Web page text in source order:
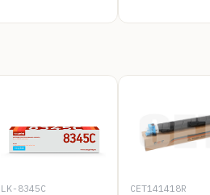
LK-8345C
CET141418R